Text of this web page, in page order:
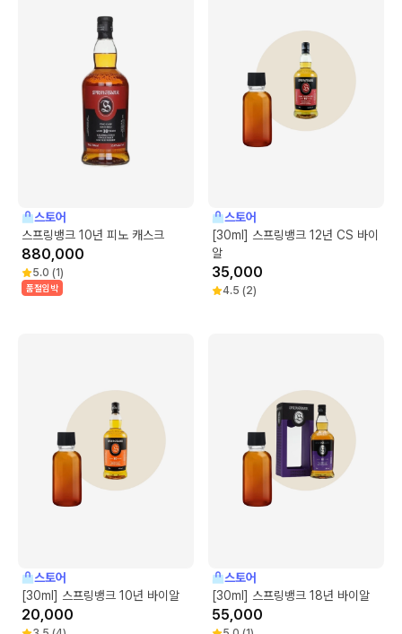
스토어
스프링뱅크 10년 피노 캐스크
880,000
5.0 (1)
품절임박
스토어
[30ml] 스프링뱅크 12년 CS 바이
알
35,000
4.5 (2)
스토어
[30ml] 스프링뱅크 10년 바이알
20,000
스토어
[30ml] 스프링뱅크 18년 바이알
55,000